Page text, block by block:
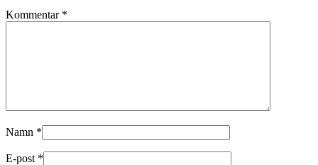
Kommentar *
Namn *
E-post *